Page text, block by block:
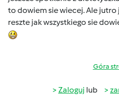
to dowiem sie wiecej. Ale jutro
reszte jak wszystkiego sie
Góra
Zaloguj lub